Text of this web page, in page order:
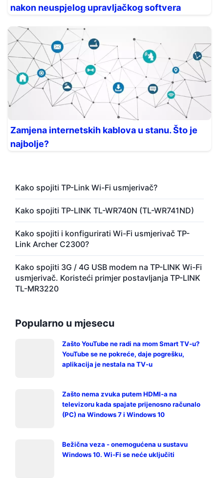
nakon neuspjelog upravljačkog softvera
Zamjena internetskih kablova u stanu. Što je
najbolje?
Kako spojiti TP-Link Wi-Fi usmjerivač?
Kako spojiti TP-LINK TL-WR740N (TL-WR741ND)
Kako spojiti i konfigurirati Wi-Fi usmjerivač TP-
Link Archer C2300?
Kako spojiti 3G / 4G USB modem na TP-LINK Wi-Fi
usmjerivač. Koristeći primjer postavljanja TP-LINK
TL-MR3220
Popularno u mjesecu
Zašto YouTube ne radi na mom Smart TV-u?
YouTube se ne pokreće, daje pogrešku,
aplikacija je nestala na TV-u
Zašto nema zvuka putem HDMI-a na
televizoru kada spajate prijenosno računalo
(PC) na Windows 7 i Windows 10
Bežična veza - onemogućena u sustavu
Windows 10. Wi-Fi se neće uključiti